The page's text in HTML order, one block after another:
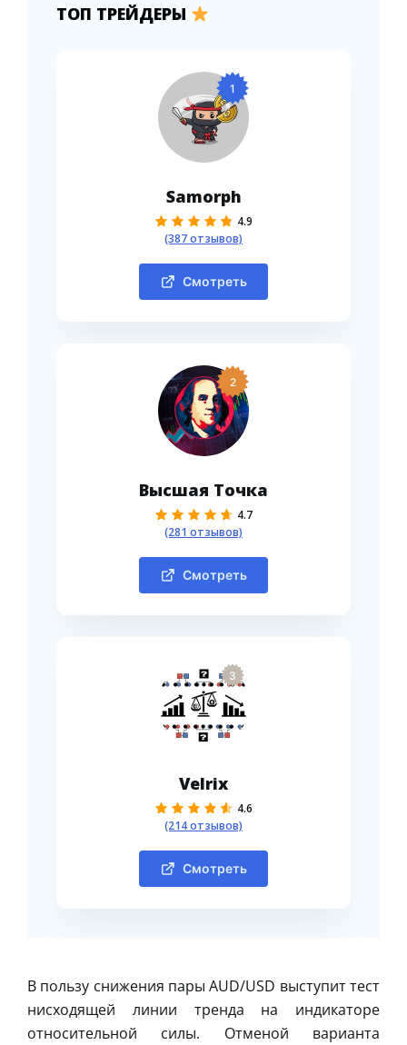
ТОП ТРЕЙДЕРЫ
1
Samorph
4.9
(387 отзывов)
Смотреть
2
Высшая Точка
4.7
(281 отзывов)
Смотреть
3
Velrix
4.6
(214 отзывов)
Смотреть
В пользу снижения пары AUD/USD выступит тест
нисходящей линии тренда на индикаторе
относительной силы. Отменой варианта